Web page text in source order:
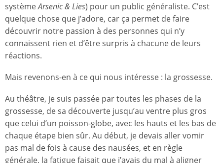
systèmeArsenic & Lies) pour un public généraliste. C’est
quelque chose que j’adore, car ça permet de faire
découvrir notre passion à des personnes qui n’y
connaissent rien et d’être surpris à chacune de leurs
réactions.
Mais revenons-en à ce qui nous intéresse : la grossesse.
Au théâtre, je suis passée par toutes les phases de la
grossesse, de sa découverte jusqu’au ventre plus gros
que celui d’un poisson-globe, avec les hauts et les bas de
chaque étape bien sûr. Au début, je devais aller vomir
pas mal de fois à cause des nausées, et en règle
générale, la fatigue faisait que j’avais du mal à aligner